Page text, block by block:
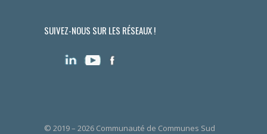
SUIVEZ-NOUS SUR LES RÉSEAUX !
© 2019 – 2026 Communauté de Communes Sud